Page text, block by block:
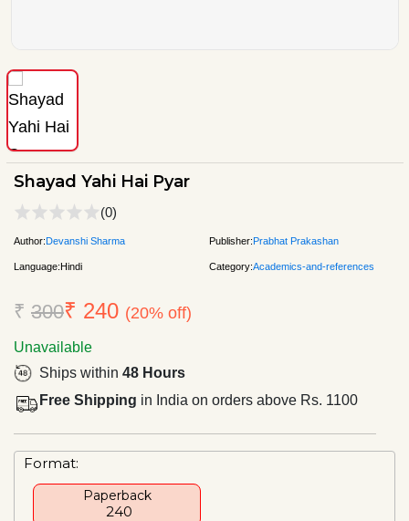
Shayad Yahi Hai Pyar
(0)
Author:Devanshi Sharma Publisher:Prabhat Prakashan
Language:Hindi Category:Academics-and-references
₹ 300₹ 240 (20% off)
Unavailable
Ships within 48 Hours
Free Shipping in India on orders above Rs. 1100
Format:
Paperback
₹ 240